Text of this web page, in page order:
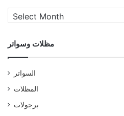
مظلات
وسواتر
مظلات وسواتر
السواتر
المظلات
برجولات